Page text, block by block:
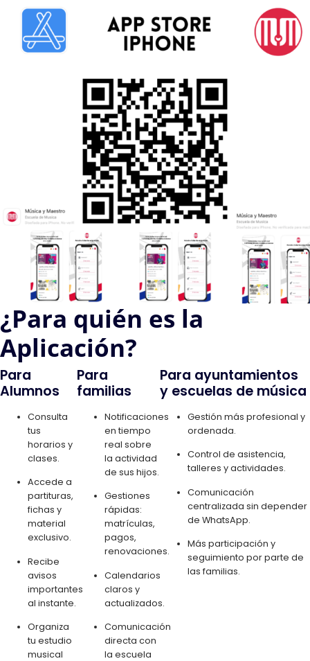
¿Para quién es la
Aplicación?
Para
Alumnos
Consulta
tus
horarios y
clases.
Accede a
partituras,
fichas y
material
exclusivo.
Recibe
avisos
importantes
al instante.
Organiza
tu estudio
musical
Para
familias
Notificaciones
en tiempo
real sobre
la actividad
de sus hijos.
Gestiones
rápidas:
matrículas,
pagos,
renovaciones.
Calendarios
claros y
actualizados.
Comunicación
directa con
la escuela
Para ayuntamientos
y escuelas de música
Gestión más profesional y
ordenada.
Control de asistencia,
talleres y actividades.
Comunicación
centralizada sin depender
de WhatsApp.
Más participación y
seguimiento por parte de
las familias.